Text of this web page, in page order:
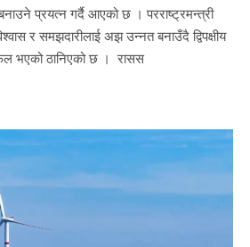
प्रयत्न गर्दै आएको छ । परराष्ट्रमन्त्री
र समझदारीलाई अझ उन्नत बनाउँदै द्विपक्षीय
भएको ठानिएको छ । रासस